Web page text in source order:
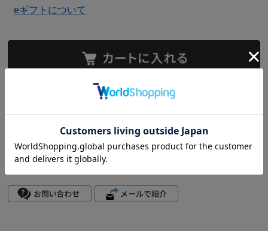
eギフトについて
返品についての詳細はこちら
4.8 (6件)